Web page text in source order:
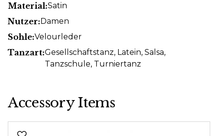
Material:Satin
Nutzer:Damen
Sohle:Velourleder
Tanzart:Gesellschaftstanz, Latein, Salsa,
Tanzschule, Turniertanz
Accessory Items